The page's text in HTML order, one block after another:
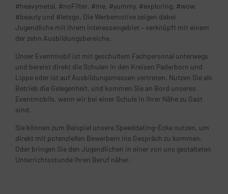
#heavymetal, #noFilter, #me, #yummy, #exploring, #wow,
#beauty und #letsgo. Die Werbemotive zeigen dabei
Jugendliche mit ihrem Interessengebiet – verknüpft mit einem
der zehn Ausbildungsbereiche.
Unser Eventmobil ist mit geschultem Fachpersonal unterwegs
und bereist direkt die Schulen in den Kreisen Paderborn und
Lippe oder ist auf Ausbildungsmessen vertreten. Nutzen Sie als
Betrieb die Gelegenheit, und kommen Sie an Bord unseres
Eventmobils, wenn wir bei einer Schule in Ihrer Nähe zu Gast
sind.
Sie können zum Beispiel unsere Speeddating-Ecke nutzen, um
direkt mit potenziellen Bewerbern ins Gespräch zu kommen.
Oder bringen Sie den Jugendlichen in einer von uns gestalteten
Unterrichtsstunde Ihren Beruf näher.